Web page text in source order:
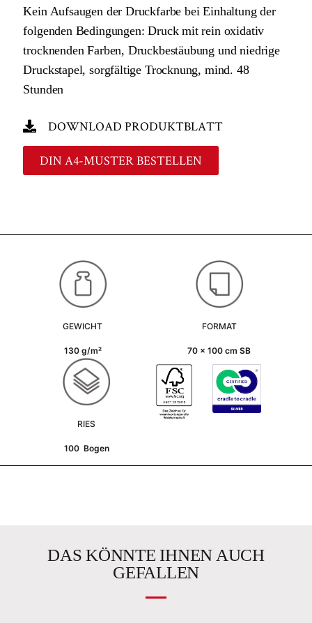
Kein Aufsaugen der Druckfarbe bei Einhaltung der
folgenden Bedingungen: Druck mit rein oxidativ
trocknenden Farben, Druckbestäubung und niedrige
Druckstapel, sorgfältige Trocknung, mind. 48
Stunden
DOWNLOAD PRODUKTBLATT
DIN A4-MUSTER BESTELLEN
GEWICHT
130 g/m²
FORMAT
70 x 100 cm SB
RIES
100 Bogen
DAS KÖNNTE IHNEN AUCH
GEFALLEN